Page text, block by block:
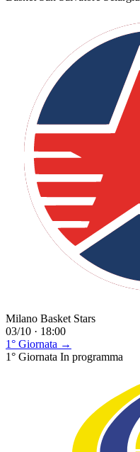
Milano Basket Stars
03/10 · 18:00
1° Giornata →
1° Giornata In programma